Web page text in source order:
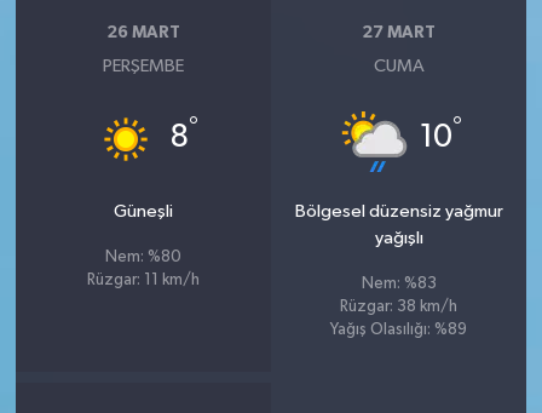
26 MART
PERŞEMBE
8°
Güneşli
Nem: %80
Rüzgar: 11 km/h
27 MART
CUMA
10°
Bölgesel düzensiz yağmur
yağışlı
Nem: %83
Rüzgar: 38 km/h
Yağış Olasılığı: %89